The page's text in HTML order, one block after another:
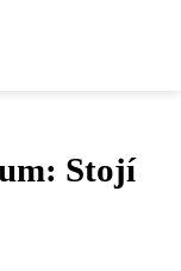
Stojí